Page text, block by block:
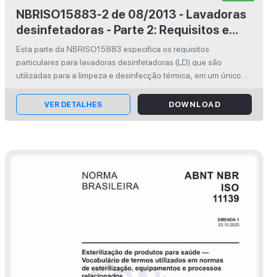
NBRISO15883-2 de 08/2013 - Lavadoras
desinfetadoras - Parte 2: Requisitos e
ensaios para lavadoras desinfetadoras
automáticas destinadas à desinfecção
térmica para instrumentos cirúrgicos,
equipamento anestésico, recipientes,
utensílios, vidrarias, entre outros.
Esta parte da NBRISO15883 especifica os requisitos
particulares para lavadoras desinfetadoras (LD) que são
utilizadas para a limpeza e desinfecção térmica, em um único
instrumentos cirúrg...
VER DETALHES DOWNLOAD